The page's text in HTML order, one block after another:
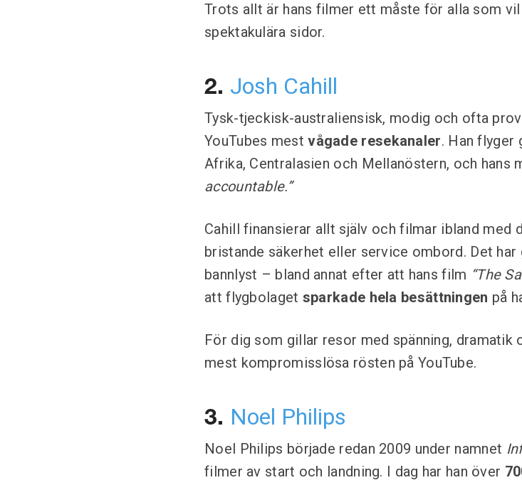
Trots allt är hans filmer ett måste för alla som
spektakulära sidor.
2. Josh Cahill
Tysk-tjeckisk-australiensisk, modig och ofta
YouTubes mestvågade resekanaler. Han flyger
Afrika, Centralasien och Mellanöstern, och hans
accountable.”
Cahill finansierar allt själv och filmar ibland med
bristande säkerhet eller service ombord. Det
bannlyst – bland annat efter att hans film “The
att flygbolaget sparkade hela besättningen på
För dig som gillar resor med spänning, dramatik
mest kompromisslösa rösten på YouTube.
3. Noel Philips
Noel Philips började redan 2009 under namnet
filmer av start och landning. I dag har han över